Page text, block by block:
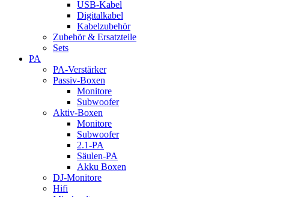
USB-Kabel
Digitalkabel
Kabelzubehör
Zubehör & Ersatzteile
Sets
PA
PA-Verstärker
Passiv-Boxen
Monitore
Subwoofer
Aktiv-Boxen
Monitore
Subwoofer
2.1-PA
Säulen-PA
Akku Boxen
DJ-Monitore
Hifi